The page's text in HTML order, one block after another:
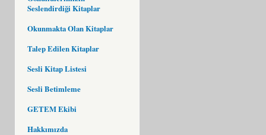
Seslendirdiği Kitaplar
Okunmakta Olan Kitaplar
Talep Edilen Kitaplar
Sesli Kitap Listesi
Sesli Betimleme
GETEM Ekibi
Hakkımızda